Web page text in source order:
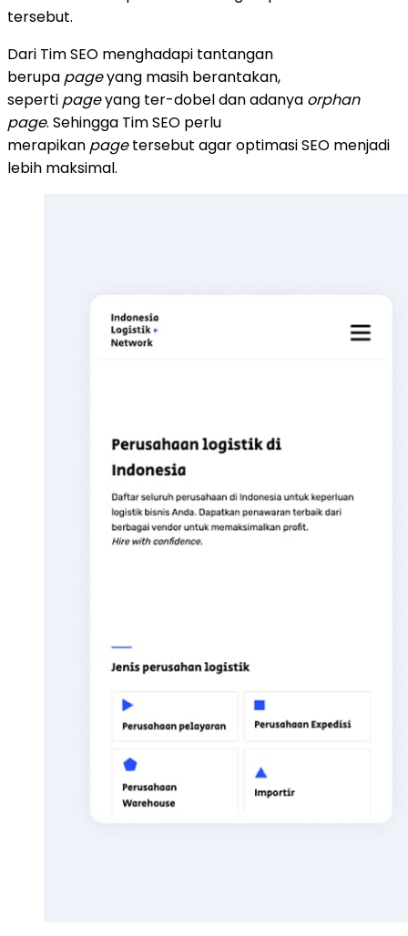
tersebut.
Dari Tim SEO menghadapi tantangan
berupa pageyang masih berantakan,
seperti pageyang ter-dobel dan adanya orphan
page. Sehingga Tim SEO perlu
merapikan pagetersebut agar optimasi SEO menjadi
lebih maksimal.